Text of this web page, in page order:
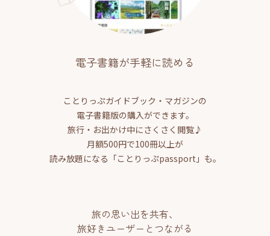
電子書籍が手軽に読める
ことりっぷガイドブック・マガジンの
電子書籍版の購入ができます。
旅行・お出かけ中にさくさく閲覧♪
月額500円で100冊以上が
読み放題になる「ことりっぷpassport」も。
旅の思い出を共有、
旅好きユーザーとつながる